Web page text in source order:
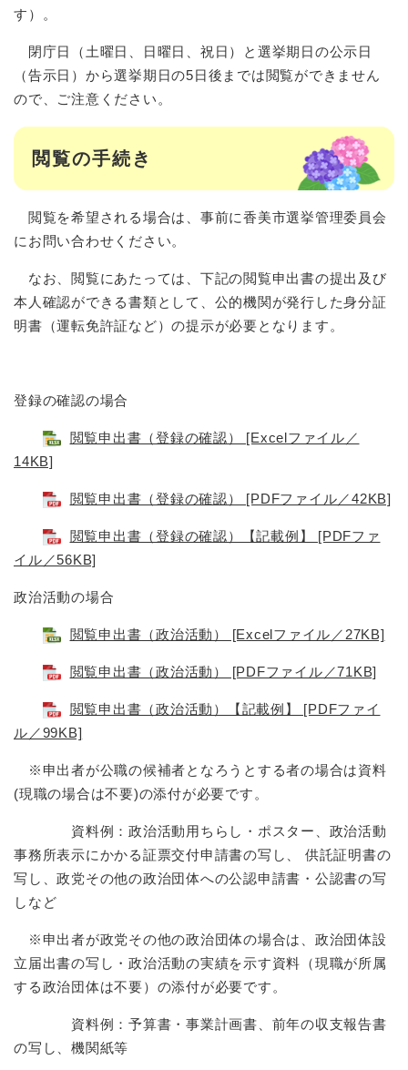
す）。
閉庁日（土曜日、日曜日、祝日）と選挙期日の公示日
（告示日）から選挙期日の5日後までは閲覧ができません
ので、ご注意ください。
閲覧の手続き
閲覧を希望される場合は、事前に香美市選挙管理委員会
にお問い合わせください。
なお、閲覧にあたっては、下記の閲覧申出書の提出及び
本人確認ができる書類として、公的機関が発行した身分証
明書（運転免許証など）の提示が必要となります。
登録の確認の場合
閲覧申出書（登録の確認） [Excelファイル／
14KB]
閲覧申出書（登録の確認） [PDFファイル／42KB]
閲覧申出書（登録の確認）【記載例】 [PDFファ
イル／56KB]
政治活動の場合
閲覧申出書（政治活動） [Excelファイル／27KB]
閲覧申出書（政治活動） [PDFファイル／71KB]
閲覧申出書（政治活動）【記載例】 [PDFファイ
ル／99KB]
※申出者が公職の候補者となろうとする者の場合は資料
(現職の場合は不要)の添付が必要です。
資料例：政治活動用ちらし・ポスター、政治活動
事務所表示にかかる証票交付申請書の写し、 供託証明書の
写し、政党その他の政治団体への公認申請書・公認書の写
しなど
※申出者が政党その他の政治団体の場合は、政治団体設
立届出書の写し・政治活動の実績を示す資料（現職が所属
する政治団体は不要）の添付が必要です。
資料例：予算書・事業計画書、前年の収支報告書
の写し、機関紙等